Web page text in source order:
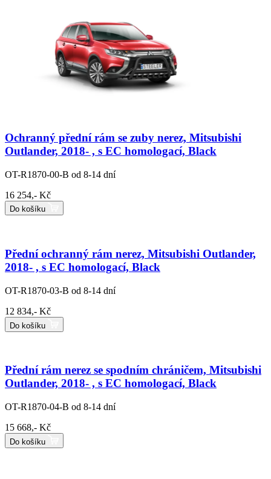
Ochranný přední rám se zuby nerez, Mitsubishi
Outlander, 2018- , s EC homologací, Black
OT-R1870-00-B od 8-14 dní
16 254,- Kč
Do košíku
Přední ochranný rám nerez, Mitsubishi Outlander,
2018- , s EC homologací, Black
OT-R1870-03-B od 8-14 dní
12 834,- Kč
Do košíku
Přední rám nerez se spodním chráničem, Mitsubishi
Outlander, 2018- , s EC homologací, Black
OT-R1870-04-B od 8-14 dní
15 668,- Kč
Do košíku